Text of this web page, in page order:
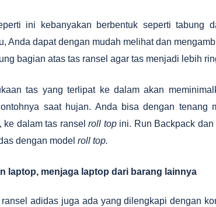
ini kebanyakan berbentuk seperti tabung
Anda dapat dengan mudah melihat dan
bagian atas tas ransel agar tas menjadi lebih
tas yang terlipat ke dalam akan
saat hujan. Anda bisa dengan tenang
ke dalam tas ransel roll topini. Run Backpack dan
dengan model roll top.
laptop, menjaga laptop dari barang lainnya
adidas juga ada yang dilengkapi dengan